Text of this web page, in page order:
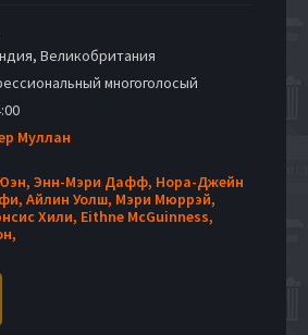
Великобритания
многоголосый
Муллан
Энн-Мэри Дафф, Нора-Джейн
Айлин Уолш, Мэри Мюррэй,
Хили, Eithne McGuinness,